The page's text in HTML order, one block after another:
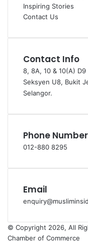
Inspiring Stories
Contact Us
Contact Info
8, 8A, 10 & 10(A)
Seksyen U8, Bukit
Selangor.
Phone Number
012-880 8295
Email
© Copyright 2026, All
Chamber of Commerce